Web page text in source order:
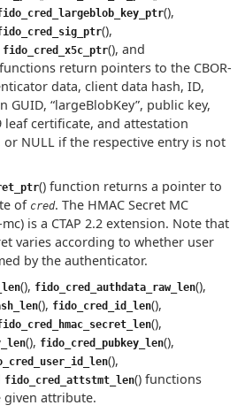
(),
(),
fido_cred_x5c_ptr(), and
return pointers to the CBOR-
data, client data hash, ID,
“largeBlobKey”, public key,
leaf certificate, and attestation
or NULL if the respective entry is not
() function returns a pointer to
of cred. The HMAC Secret MC
is a CTAP 2.2 extension. Note that
varies according to whether user
by the authenticator.
(), fido_cred_authdata_raw_len(),
(), fido_cred_id_len(),
(),
(), fido_cred_pubkey_len(),
(),
fido_cred_attstmt_len() functions
attribute.